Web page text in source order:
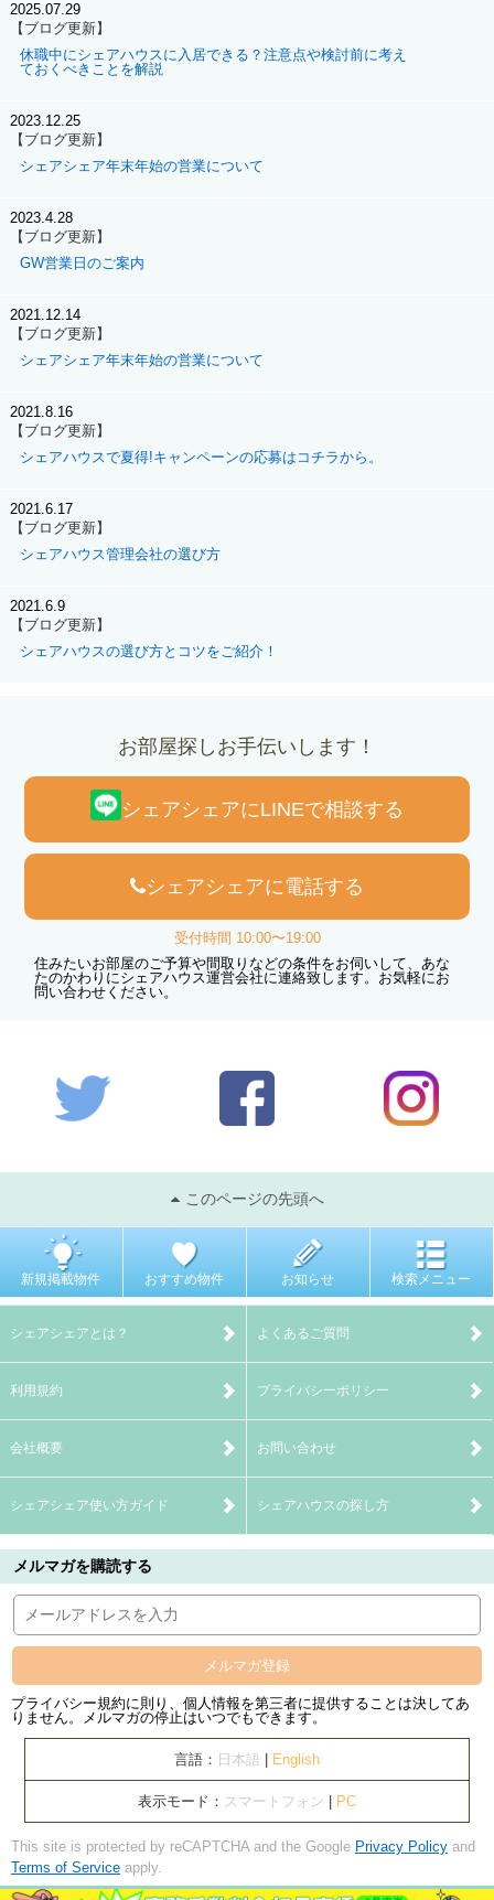
2025.07.29
【ブログ更新】
休職中にシェアハウスに入居できる？注意点や検討前に考え
ておくべきことを解説
2023.12.25
【ブログ更新】
シェアシェア年末年始の営業について
2023.4.28
【ブログ更新】
GW営業日のご案内
2021.12.14
【ブログ更新】
シェアシェア年末年始の営業について
2021.8.16
【ブログ更新】
シェアハウスで夏得!キャンペーンの応募はコチラから。
2021.6.17
【ブログ更新】
シェアハウス管理会社の選び方
2021.6.9
【ブログ更新】
シェアハウスの選び方とコツをご紹介！
お部屋探しお手伝いします！
シェアシェアにLINEで相談する
シェアシェアに電話する
受付時間 10:00〜19:00
住みたいお部屋のご予算や間取りなどの条件をお伺いして、あな
たのかわりにシェアハウス運営会社に連絡致します。お気軽にお
問い合わせください。
このページの先頭へ
新規掲載物件 おすすめ物件 お知らせ 検索メニュー
シェアシェアとは？ よくあるご質問
利用規約 プライバシーポリシー
会社概要 お問い合わせ
シェアシェア使い方ガイド シェアハウスの探し方
メルマガを購読する
メルマガ登録
プライバシー規約に則り、個人情報を第三者に提供することは決してあ
りません。メルマガの停止はいつでもできます。
言語： 日本語 English
表示モード： スマートフォン PC
This site is protected by reCAPTCHA and the Google Privacy Policy and
Terms of Service apply.